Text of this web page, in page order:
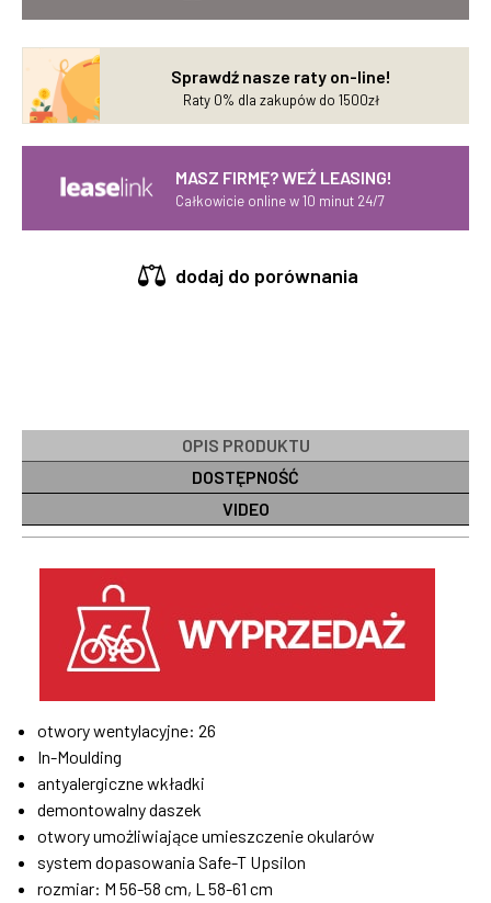
Sprawdź nasze raty on-line!
Raty 0% dla zakupów do 1500zł
MASZ FIRMĘ? WEŹ LEASING!
Całkowicie online w 10 minut 24/7
dodaj do porównania
OPIS PRODUKTU
DOSTĘPNOŚĆ
VIDEO
otwory wentylacyjne: 26
In-Moulding
antyalergiczne wkładki
demontowalny daszek
otwory umożliwiające umieszczenie okularów
system dopasowania Safe-T Upsilon
rozmiar: M 56-58 cm, L 58-61 cm